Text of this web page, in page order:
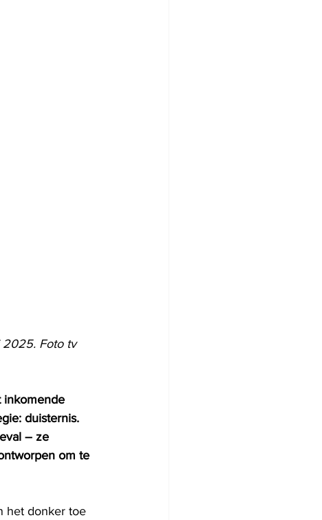
2025. Foto tv
inkomende
duisternis.
– ze
om te
het donker toe